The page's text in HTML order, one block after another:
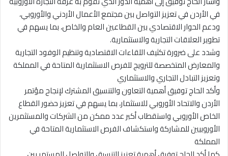
في الأردن في تعزيز التواصل بين مجتمع الأعمال الأردني والأوروبي،
ودعم الحوار الاقتصادي بين القطاعين العام والخاص، بما يسهم في
تطوير العلاقات التجارية والاستثمارية.
وشدد على ضرورة تكثيف اللقاءات الاقتصادية وتنظيم الوفود التجارية
والمعارض المتخصصة للترويج للفرص الاستثمارية المتاحة في المملكة
وتعزيز التبادل التجاري والاستثماري
وأكد الحاج توفيق أهمية التعاون والتنسيق المشترك لإنجاح مؤتمر
الأردن والاتحاد الأوروبي للاستثمار، بما يسهم في تعزيز حضور القطاع
الخاص الأوروبي واستقطاب أكبر عدد ممكن من الشركات والمستثمرين
الأوروبيين للمشاركة واستكشاف الفرص الاستثمارية المتاحة في
المملكة